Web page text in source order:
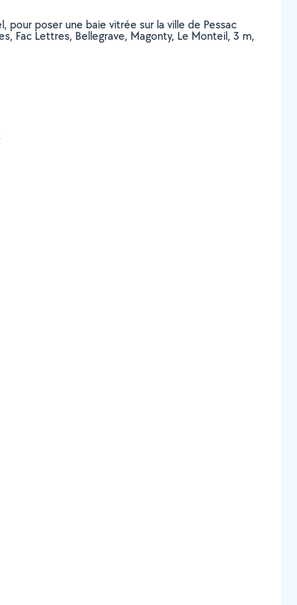
pour poser une baie vitrée sur la ville de Pessac
Fac Lettres, Bellegrave, Magonty, Le Monteil, 3 m,